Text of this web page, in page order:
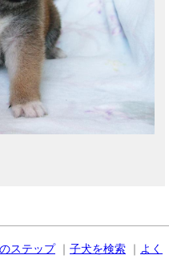
ステップ｜ 子犬を検索 よく